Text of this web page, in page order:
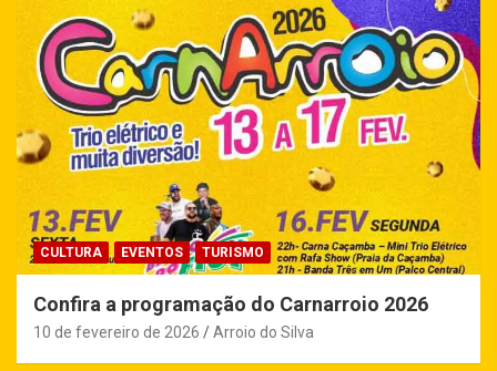
CULTURA EVENTOS TURISMO
Confira a programação do Carnarroio 2026
10 de fevereiro de 2026 Arroio do Silva